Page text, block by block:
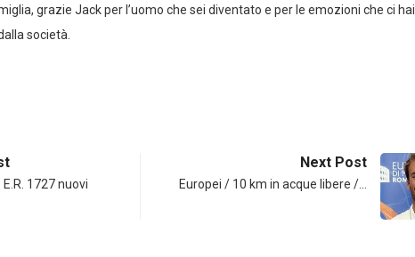
grazie Jack per l’uomo che sei diventato e per le emozioni che ci hai
società.
1727 nuovi
Next Post
Europei / 10 km in acque libere /…